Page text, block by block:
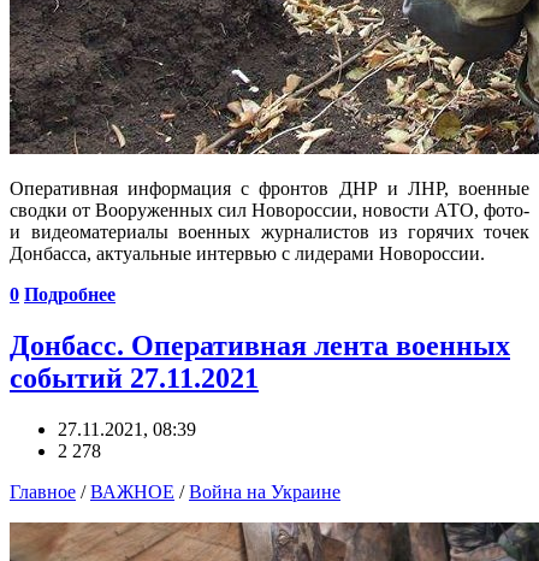
Оперативная информация с фронтов ДНР и ЛНР, военные
сводки от Вооруженных сил Новороссии, новости АТО, фото-
и видеоматериалы военных журналистов из горячих точек
Донбасса, актуальные интервью с лидерами Новороссии.
0 Подробнее
Донбасс. Оперативная лента военных
событий 27.11.2021
27.11.2021, 08:39
2 278
Главное /ВАЖНОЕ /Война на Украине